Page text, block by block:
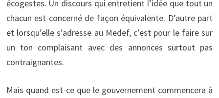
écogestes. Un discours qui entretient l’idée que tout un
chacun est concerné de façon équivalente. D’autre part
et lorsqu’elle s’adresse au Medef, c’est pour le faire sur
un ton complaisant avec des annonces surtout pas
contraignantes.
Mais quand est-ce que le gouvernement commencera à